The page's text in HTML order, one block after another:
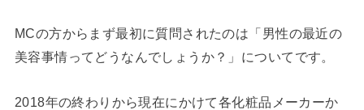
MCの方からまず最初に質問されたのは「男性の最近の
美容事情ってどうなんでしょうか？」についてです。
2018年の終わりから現在にかけて各化粧品メーカーか